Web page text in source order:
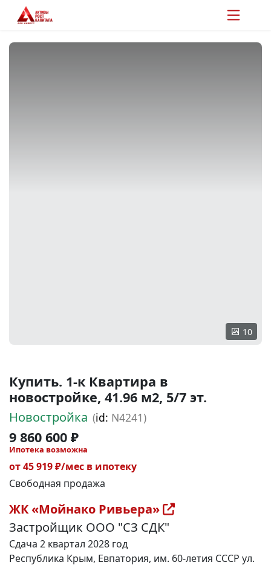
10
Купить. 1-к Квартира в
новостройке, 41.96 м2, 5/7 эт.
Новостройка (id: N4241)
9 860 600 ₽
Ипотека возможна
от 45 919 ₽/мес в ипотеку
Свободная продажа
ЖК «Мойнако Ривьера»
Застройщик ООО "СЗ СДК"
Сдача 2 квартал 2028 год
Республика Крым, Евпатория, им. 60-летия СССР ул.